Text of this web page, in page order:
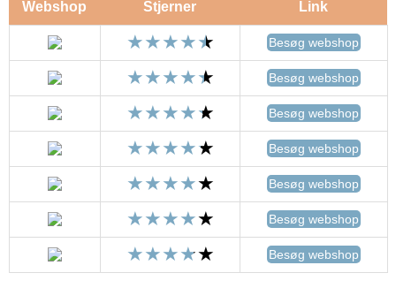
Webshop Stjerner Link
Besøg webshop
Besøg webshop
Besøg webshop
Besøg webshop
Besøg webshop
Besøg webshop
Besøg webshop